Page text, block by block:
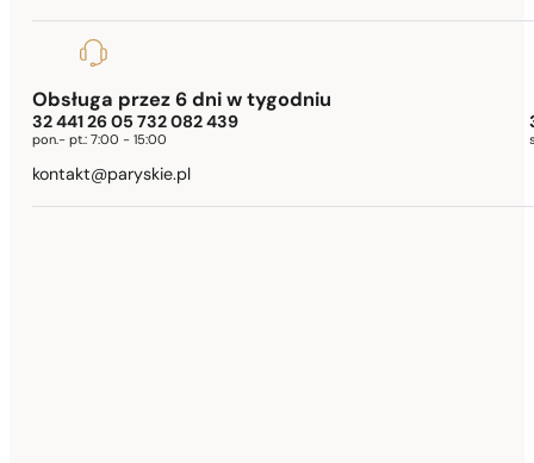
Obsługa przez 6 dni w tygodniu
32 441 26 05 732 082 439
pon.- pt.: 7:00 - 15:00
kontakt@paryskie.pl